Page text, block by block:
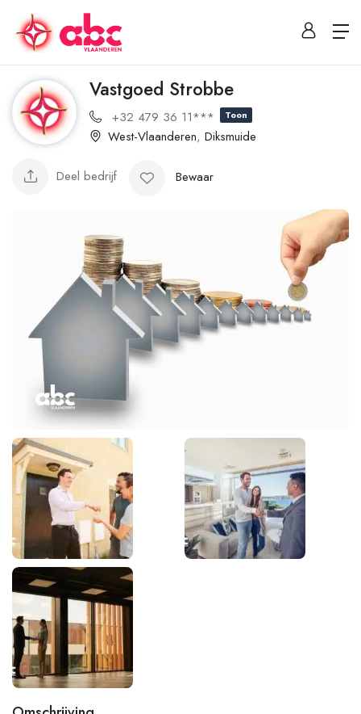
Vastgoed Strobbe
+32 479 36 11*** Toon
West-Vlaanderen, Diksmuide
Deel bedrijf Bewaar